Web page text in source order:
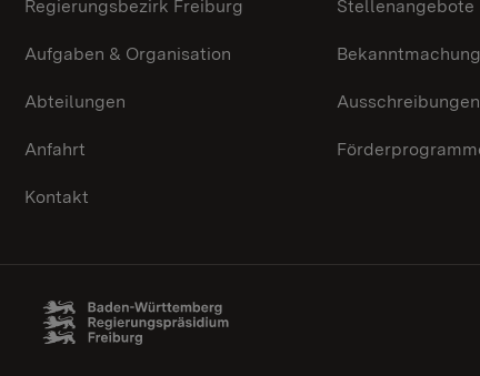
Regierungsbezirk Freiburg
Aufgaben & Organisation
Abteilungen
Anfahrt
Kontakt
Stellenangebote
Ausschreibungen